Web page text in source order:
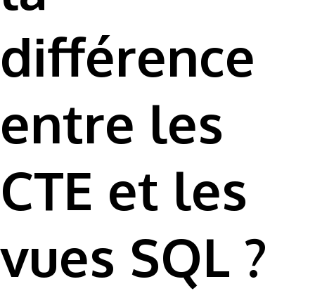
différence
entre les
CTE et les
vues SQL ?